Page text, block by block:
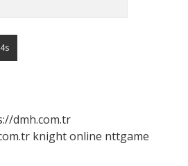
dmh.com.tr
knight online nttgame